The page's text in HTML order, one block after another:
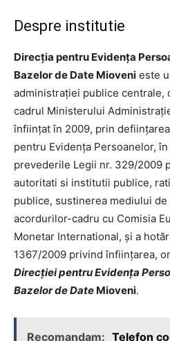
Despre institutie
Direcția pentru Evidența
Bazelor de Date Mioveni este
administrației publice centrale,
cadrul Ministerului
înființat în 2009, prin
pentru Evidența Persoanelor,
prevederile Legii nr. 329/2009
autoritati si institutii publice,
publice, sustinerea mediului
acordurilor-cadru cu Comisia
Monetar International, și a
1367/2009 privind înființarea,
Direcției pentru Evidența
Bazelor de Date Mioveni.
Recomandam: Telefon